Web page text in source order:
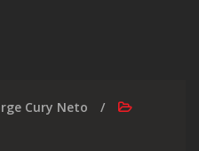
Cury Neto